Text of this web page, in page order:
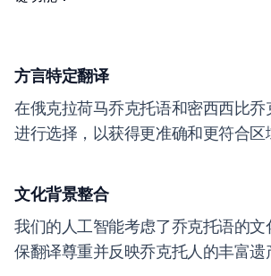
方言特定翻译
在俄克拉荷马乔克托语和密西西比乔
进行选择，以获得更准确和更符合区
文化背景整合
我们的人工智能考虑了乔克托语的文
保翻译尊重并反映乔克托人的丰富遗